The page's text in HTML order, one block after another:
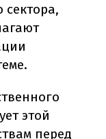
сектора,
этой
перед